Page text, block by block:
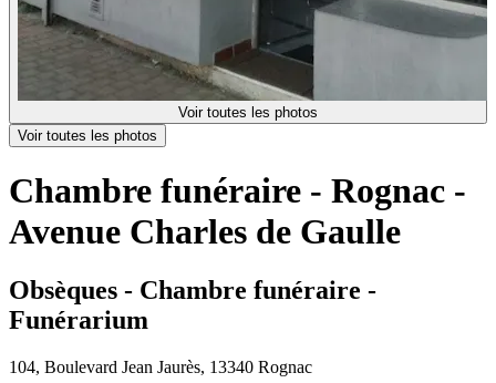
Voir toutes les photos
Voir toutes les photos
Chambre funéraire - Rognac -
Avenue Charles de Gaulle
Obsèques - Chambre funéraire -
Funérarium
104, Boulevard Jean Jaurès, 13340 Rognac